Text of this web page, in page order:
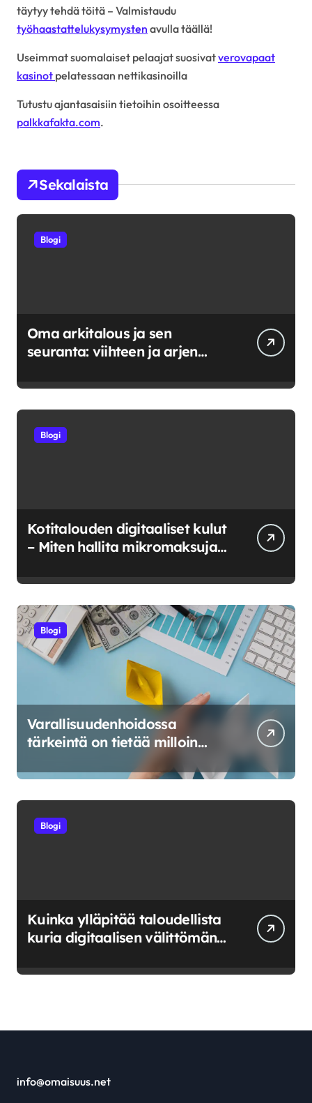
täytyy tehdä töitä – Valmistaudu
työhaastattelukysymysten avulla täällä!
Useimmat suomalaiset pelaajat suosivatverovapaat
kasinot pelatessaan nettikasinoilla
Tutustu ajantasaisiin tietoihin osoitteessa
palkkafakta.com.
Sekalaista
Blogi
Oma arkitalous ja sen
seuranta: viihteen ja arjen
Blogi
Kotitalouden digitaaliset kulut
– Miten hallita mikromaksuja
Blogi
Varallisuudenhoidossa
tärkeintä on tietää milloin
riskeerata ja milloin luovuttaa
Blogi
Kuinka ylläpitää taloudellista
kuria digitaalisen välittömän
info@omaisuus.net